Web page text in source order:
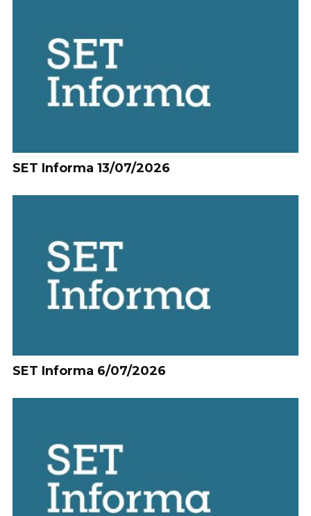
SET Informa 13/07/2026
SET Informa 6/07/2026